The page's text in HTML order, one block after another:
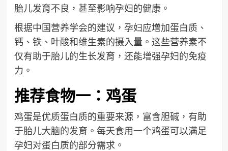
胎儿发育不良，甚至影响孕妇的健康。
根据中国营养学会的建议，孕妇应增加蛋白质、
钙、铁、叶酸和维生素的摄入量。这些营养素不
仅有助于胎儿的生长发育，还能增强孕妇的免疫
力。
推荐食物一：鸡蛋
鸡蛋是优质蛋白质的重要来源，富含胆碱，有助
于胎儿大脑的发育。每天食用一个鸡蛋可以满足
孕妇对蛋白质的部分需求。